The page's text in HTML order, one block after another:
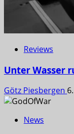
Reviews
Unter Wasser
Götz Piesbergen
News